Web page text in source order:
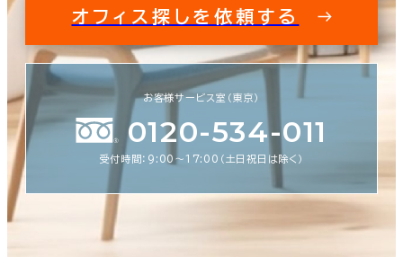
オフィス探しを依頼する
お客様サービス室（東京）
0120-534-011
受付時間：9:00〜17:00（土日祝日は除く）